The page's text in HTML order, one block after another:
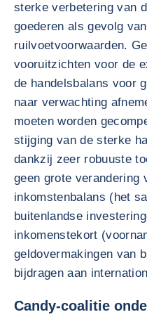
sterke verbetering van
goederen als gevolg
ruilvoetvoorwaarden.
vooruitzichten voor de
de handelsbalans voor
naar verwachting
moeten worden
stijging van de sterke
dankzij zeer robuuste
geen grote verandering
inkomstenbalans (het
buitenlandse
inkomenstekort
geldovermakingen van
bijdragen aan
Candy-coalitie